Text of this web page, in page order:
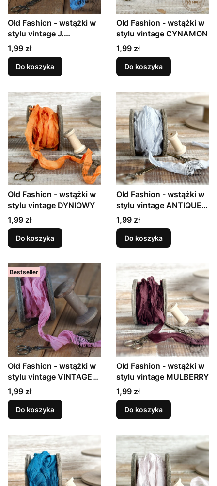
Old Fashion - wstążki w
stylu vintage J.
NIEBIESKI
Cena
1,99 zł
Do koszyka
Old Fashion - wstążki w
stylu vintage CYNAMON
Cena
1,99 zł
Do koszyka
Old Fashion - wstążki w
stylu vintage DYNIOWY
Cena
1,99 zł
Do koszyka
Old Fashion - wstążki w
stylu vintage ANTIQUE
GRAY
Cena
1,99 zł
Do koszyka
Bestseller
Old Fashion - wstążki w
stylu vintage VINTAGE
ROSE
Cena
1,99 zł
Do koszyka
Old Fashion - wstążki w
stylu vintage MULBERRY
Cena
1,99 zł
Do koszyka